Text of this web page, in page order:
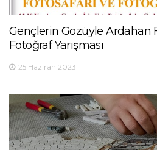
Gençlerin Gözüyle Ardahan
Fotoğraf Yarışması
25 Haziran 2023